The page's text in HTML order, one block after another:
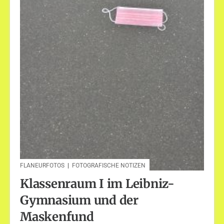
FLANEURFOTOS | FOTOGRAFISCHE NOTIZEN
Klassenraum I im Leibniz-
Gymnasium und der
Maskenfund